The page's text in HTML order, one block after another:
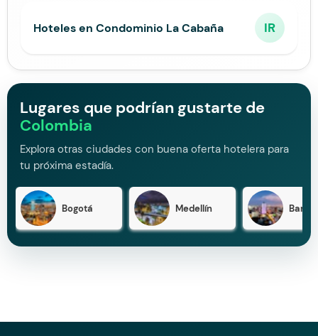
Hoteles en Condominio La Cabaña IR
Lugares que podrían gustarte de
Colombia
Explora otras ciudades con buena oferta hotelera para
tu próxima estadía.
Bogotá Medellín